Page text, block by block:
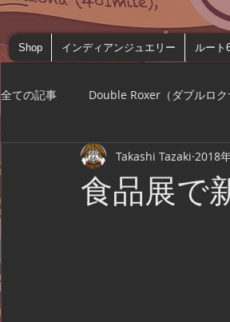
Shop インディアンジュエリー ルート
全ての記事 Double Roxer（ダブルロク
Route 66 Association of Japan
食品展で
Takashi Tazaki 2018